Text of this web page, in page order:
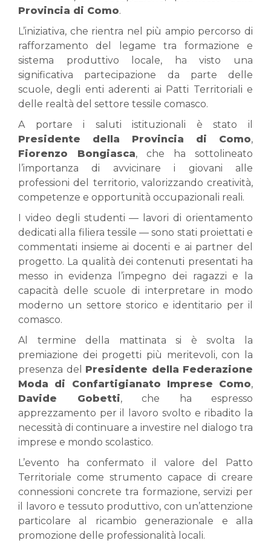
Provincia di Como.
L’iniziativa, che rientra nel più ampio percorso di
rafforzamento del legame tra formazione e
sistema produttivo locale, ha visto una
significativa partecipazione da parte delle
scuole, degli enti aderenti ai Patti Territoriali e
delle realtà del settore tessile comasco.
A portare i saluti istituzionali è stato il
Presidente della Provincia di Como,
Fiorenzo Bongiasca, che ha sottolineato
l’importanza di avvicinare i giovani alle
professioni del territorio, valorizzando creatività,
competenze e opportunità occupazionali reali.
I video degli studenti — lavori di orientamento
dedicati alla filiera tessile — sono stati proiettati e
commentati insieme ai docenti e ai partner del
progetto. La qualità dei contenuti presentati ha
messo in evidenza l’impegno dei ragazzi e la
capacità delle scuole di interpretare in modo
moderno un settore storico e identitario per il
comasco.
Al termine della mattinata si è svolta la
premiazione dei progetti più meritevoli, con la
presenza del Presidente della Federazione
Moda di Confartigianato Imprese Como,
Davide Gobetti, che ha espresso
apprezzamento per il lavoro svolto e ribadito la
necessità di continuare a investire nel dialogo tra
imprese e mondo scolastico.
L’evento ha confermato il valore del Patto
Territoriale come strumento capace di creare
connessioni concrete tra formazione, servizi per
il lavoro e tessuto produttivo, con un’attenzione
particolare al ricambio generazionale e alla
promozione delle professionalità locali.